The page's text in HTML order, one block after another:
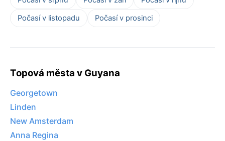
Počasí v listopadu
Počasí v prosinci
Topová města v Guyana
Georgetown
Linden
New Amsterdam
Anna Regina